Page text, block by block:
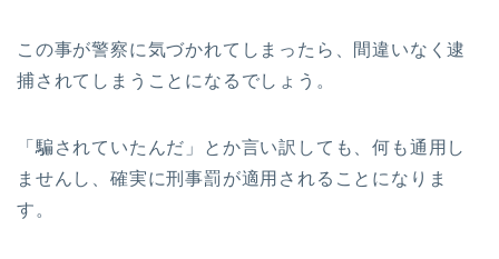
この事が警察に気づかれてしまったら、間違いなく逮
捕されてしまうことになるでしょう。
「騙されていたんだ」とか言い訳しても、何も通用し
ませんし、確実に刑事罰が適用されることになりま
す。